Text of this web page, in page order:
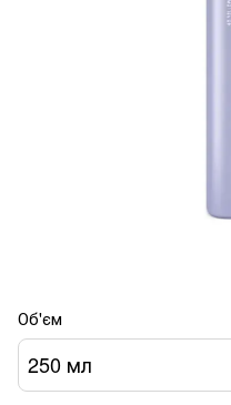
Об'єм
250 мл